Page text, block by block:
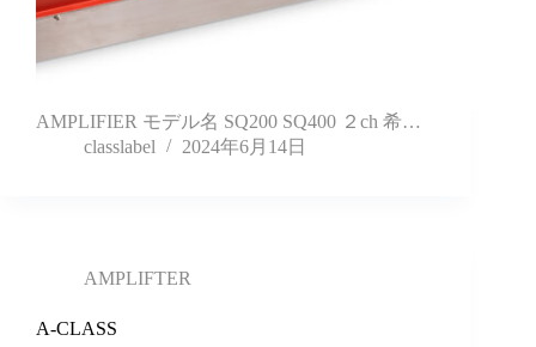
AMPLIFIER モデル名 SQ200 SQ400 ２ch 希…
classlabel
2024年6月14日
AMPLIFTER
A-CLASS